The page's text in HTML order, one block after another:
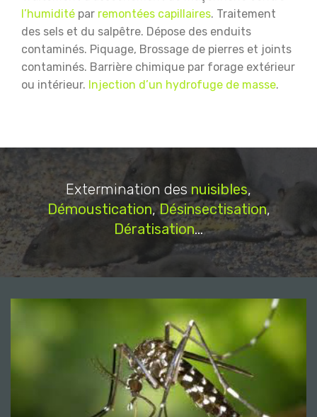
l’humidité par remontées capillaires. Traitement
des sels et du salpêtre. Dépose des enduits
contaminés. Piquage, Brossage de pierres et joints
contaminés. Barrière chimique par forage extérieur
ou intérieur. Injection d’un hydrofuge de masse.
Extermination des nuisibles,
Démoustication,Désinsectisation,
Dératisation...